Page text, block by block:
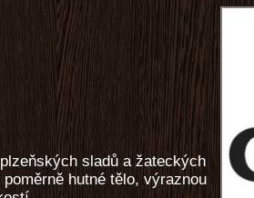
sladů a žateckých
hutné tělo, výraznou